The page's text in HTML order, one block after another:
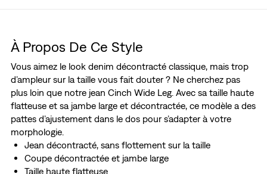
À Propos De Ce Style
Vous aimez le look denim décontracté classique, mais trop
d’ampleur sur la taille vous fait douter ? Ne cherchez pas
plus loin que notre jean Cinch Wide Leg. Avec sa taille haute
flatteuse et sa jambe large et décontractée, ce modèle a des
pattes d’ajustement dans le dos pour s’adapter à votre
morphologie.
Jean décontracté, sans flottement sur la taille
Coupe décontractée et jambe large
Taille haute flatteuse